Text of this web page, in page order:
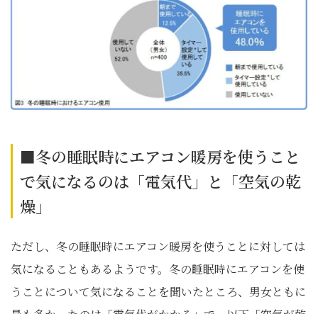
■冬の睡眠時にエアコン暖房を使うこと
で気になるのは「電気代」と「空気の乾
燥」
ただし、冬の睡眠時にエアコン暖房を使うことに対しては
気になることもあるようです。冬の睡眠時にエアコンを使
うことについて気になることを聞いたところ、男女ともに